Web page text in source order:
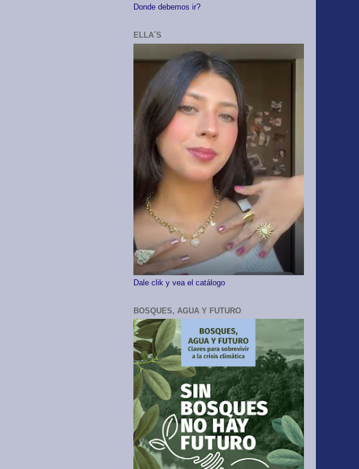
Donde debemos ir?
ELLA´S
Dale clik y vea el catálogo
BOSQUES, AGUA Y FUTURO